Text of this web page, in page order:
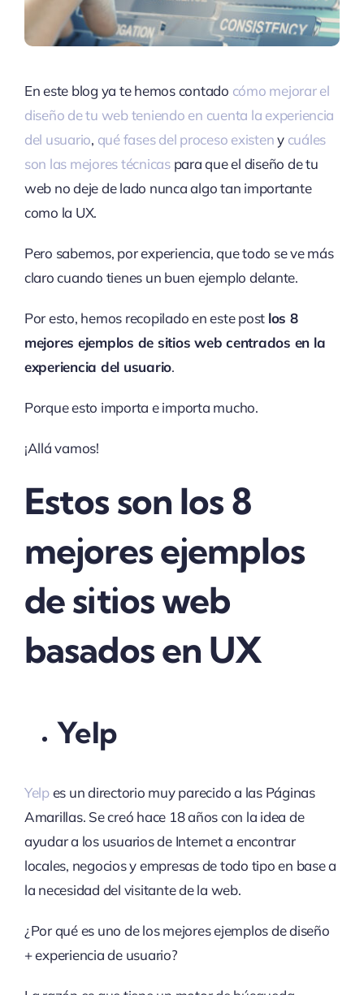
En este blog ya te hemos contado cómo mejorar el
diseño de tu web teniendo en cuenta la experiencia
del usuario, qué fases del proceso existeny cuáles
son las mejores técnicaspara que el diseño de tu
web no deje de lado nunca algo tan importante
como la UX.
Pero sabemos, por experiencia, que todo se ve más
claro cuando tienes un buen ejemplo delante.
Por esto, hemos recopilado en este post los 8
mejores ejemplos de sitios web centrados en la
experiencia del usuario.
Porque esto importa e importa mucho.
¡Allá vamos!
Estos son los 8
mejores ejemplos
de sitios web
basados en UX
Yelp
Yelpes un directorio muy parecido a las Páginas
Amarillas. Se creó hace 18 años con la idea de
ayudar a los usuarios de Internet a encontrar
locales, negocios y empresas de todo tipo en base a
la necesidad del visitante de la web.
¿Por qué es uno de los mejores ejemplos de diseño
+ experiencia de usuario?